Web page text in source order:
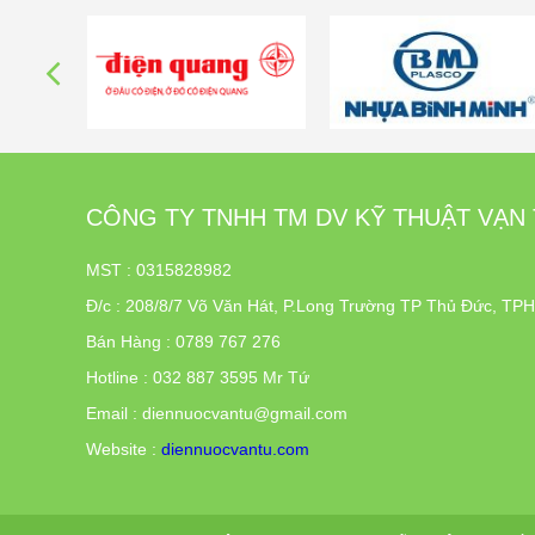
CÔNG TY TNHH TM DV KỸ THUẬT VẠN
MST : 0315828982
Đ/c : 208/8/7 Võ Văn Hát, P.Long Trường TP Thủ Đức,
Bán Hàng : 0789 767 276
Hotline : 032 887 3595 Mr Tứ
Email : diennuocvantu@gmail.com
Website : diennuocvantu.com